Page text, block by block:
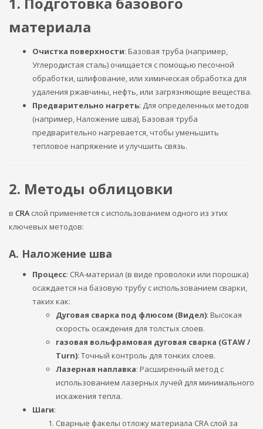
материала
Очистка поверхности: Базовая труба (например,
Углеродистая сталь) очищается с помощью песочной
обработки, шлифование, или химическая обработка для
удаления ржавчины, нефть, или загрязняющие вещества.
Предварительно нагреть: Для определенных методов
(например, Наложение шва), Базовая труба
предварительно нагревается, чтобы уменьшить
тепловое напряжение и улучшить связь.
2. Методы облицовки
в CRA слой применяется с использованием одного из этих
ключевых методов:
A. Наложение шва
Процесс: CRA-материал (в виде проволоки или порошка)
осаждается на базовую трубу с использованием сварки,
таких как:
Дуговая сварка под флюсом (Видел): Высокая
скорость осаждения для толстых слоев.
газовая вольфрамовая дуговая сварка (GTAW /
Turn): Точный контроль для тонких слоев.
Лазерная наплавка: Расширенный метод с
использованием лазерных лучей для минимального
искажения тепла.
Шаги:
Сварные факелы отложу материала CRA слой за